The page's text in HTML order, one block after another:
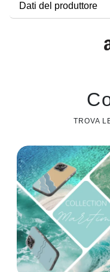
Dati del produttore
TROVA